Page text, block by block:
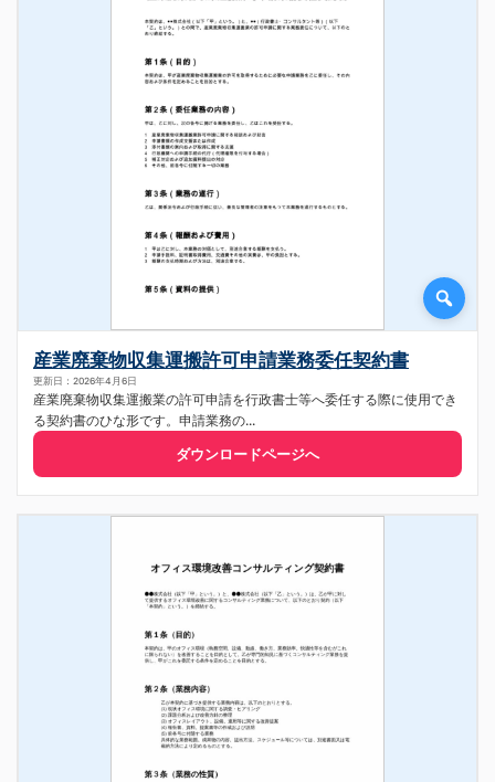
産業廃棄物収集運搬許可申請業務委任契約書
更新日：2026年4月6日
産業廃棄物収集運搬業の許可申請を行政書士等へ委任する際に使用でき
る契約書のひな形です。申請業務の...
ダウンロードページへ